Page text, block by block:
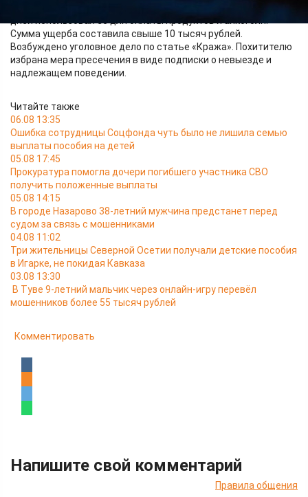
Сумма ущерба составила свыше 10 тысяч рублей.
Возбуждено уголовное дело по статье «Кража». Похитителю
избрана мера пресечения в виде подписки о невыезде и
надлежащем поведении.
Читайте также
06.08 13:35
Ошибка сотрудницы Соцфонда чуть было не лишила семью
выплаты пособия на детей
05.08 17:45
Прокуратура помогла дочери погибшего участника СВО
получить положенные выплаты
05.08 14:15
В городе Назарово 38-летний мужчина предстанет перед
судом за связь с мошенниками
04.08 11:02
Три жительницы Северной Осетии получали детские пособия
в Игарке, не покидая Кавказа
03.08 13:30
В Туве 9-летний мальчик через онлайн-игру перевёл
мошенников более 55 тысяч рублей
Комментировать
Напишите свой комментарий
Правила общения